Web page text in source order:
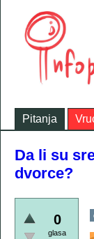
Pitanja
Da li su
dvorce?
0
glasa